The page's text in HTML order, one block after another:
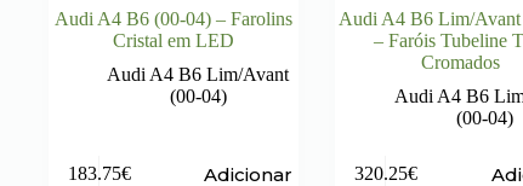
Audi A4 B6 (00-04) – Farolins
Cristal em LED
Audi A4 B6 Lim/Avant
(00-04)
183.75€ Adicionar
Audi A4 B6 Lim/Avant
– Faróis Tubeline
Cromados
Audi A4 B6
(00-04)
320.25€